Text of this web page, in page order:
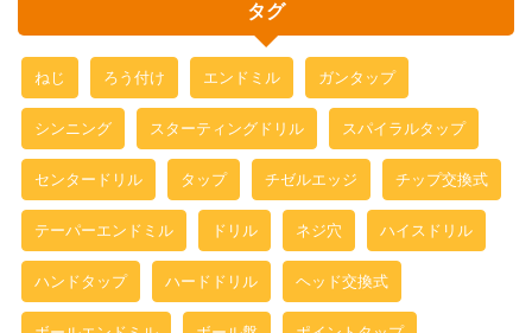
タグ
ねじ ろう付け エンドミル ガンタップ
シンニング スターティングドリル スパイラルタップ
センタードリル タップ チゼルエッジ チップ交換式
テーパーエンドミル ドリル ネジ穴 ハイスドリル
ハンドタップ ハードドリル ヘッド交換式